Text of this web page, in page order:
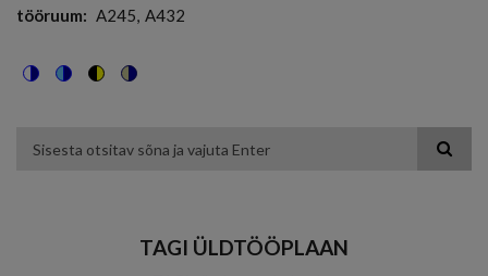
tööruum
A245 A432
theme
TAGI ÜLDTÖÖPLAAN